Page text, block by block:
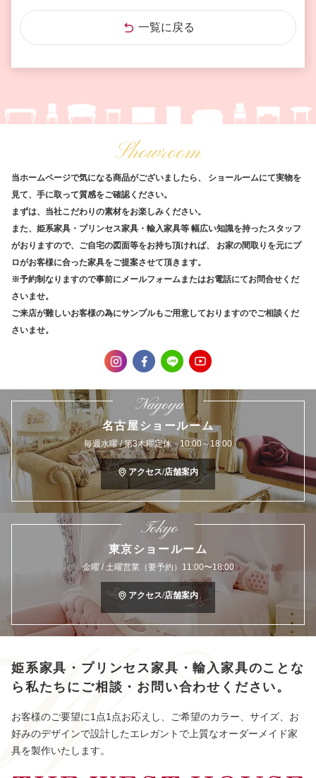
一覧に戻る
Showroom
当ホームページで気になる商品がございましたら、
ショールームにて実物を
見て、手に取って質感をご確認ください。
まずは、当社こだわりの素材をお楽しみください。
また、姫系家具・プリンセス家具・輸入家具等 幅広い知識を持ったスタッフ
がおりますので、ご自宅の図面等をお持ち頂ければ、
お家の間取りを元にプ
ロがお客様に合った家具をご提案させて頂きます。
※予約制なりますので事前にメールフォームまたはお電話にてお問合せくだ
さいませ。
ご来店が難しいお客様の為にサンプルもご用意しておりますのでご相談くだ
さいませ。
Nagoya
名古屋ショールーム
毎週水曜 / 第3木曜定休 10:00～18:00
アクセス/店舗案内
Tokyo
東京ショールーム
金曜 / 土曜営業（要予約）11:00〜18:00
アクセス/店舗案内
姫系家具・プリンセス家具・輸入家具のことな
ら 私たちにご相談・お問い合わせください。
お客様のご要望に1点1点お応えし、ご希望のカラー、サイズ、お
好みのデザインで設計したエレガントで上質なオーダーメイド家
具を製作いたします。